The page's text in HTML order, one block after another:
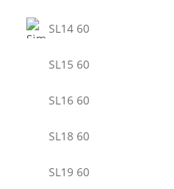
SL14 60
SL15 60
SL16 60
SL18 60
SL19 60